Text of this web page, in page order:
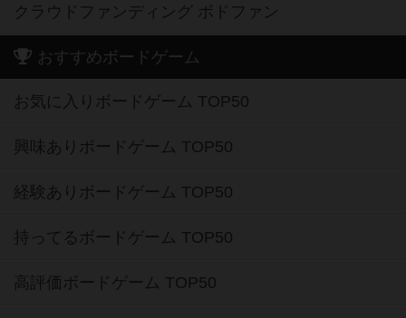
クラウドファンディング ボドファン
おすすめボードゲーム
お気に入りボードゲーム TOP50
興味ありボードゲーム TOP50
経験ありボードゲーム TOP50
持ってるボードゲーム TOP50
高評価ボードゲーム TOP50